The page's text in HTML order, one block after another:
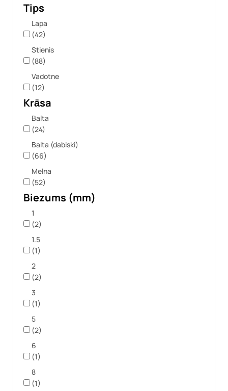
Tips
Lapa
(42)
Stienis
(88)
Vadotne
(12)
Krāsa
Balta
(24)
Balta (dabiski)
(66)
Melna
(52)
Biezums (mm)
1
(2)
1.5
(1)
2
(2)
3
(1)
5
(2)
6
(1)
8
(1)